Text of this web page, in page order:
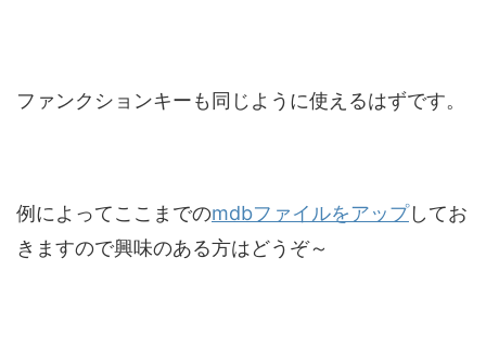
ファンクションキーも同じように使えるはずです。
例によってここまでのmdbファイルをアップしてお
きますので興味のある方はどうぞ～